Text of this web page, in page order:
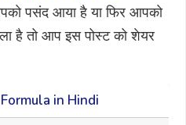
पसंद आया है या फिर आपको
है तो आप इस पोस्ट को शेयर
in Hindi